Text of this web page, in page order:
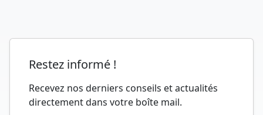
Restez informé !
Recevez nos derniers conseils et actualités
directement dans votre boîte mail.